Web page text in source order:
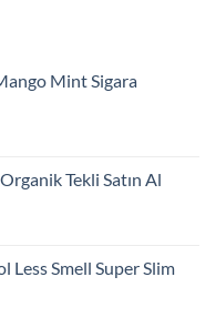
Mint Sigara
Tekli Satın Al
Smell Super Slim